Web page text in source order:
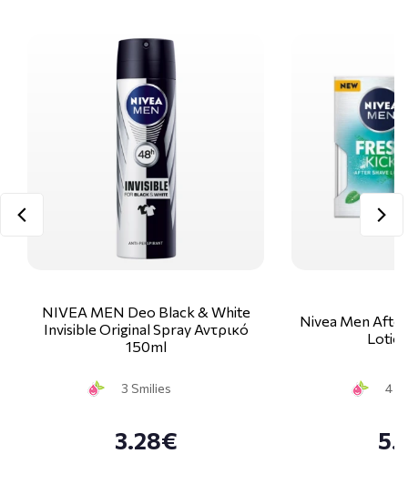
NIVEA MEN Deo Black & White
Invisible Original Spray Αντρικό
150ml
3 Smilies
3.28€
Nivea Men
4